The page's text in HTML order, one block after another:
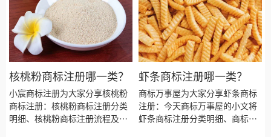
核桃粉商标注册哪一类？
小宸商标注册为大家分享核桃粉
商标注册：核桃粉商标注册分类
明细、核桃粉商标注册流程及费
虾条商标注册哪一类？
商标万事屋为大家分享虾条商标
注册：今天商标万事屋的小文将
虾条商标注册分类明细、商标注